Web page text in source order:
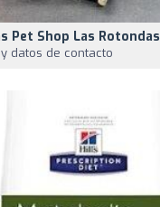
Pet Shop Las Rotondas
datos de contacto